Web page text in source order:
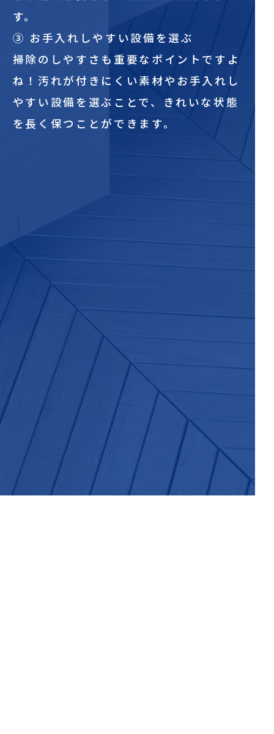
す。
③ お手入れしやすい設備を選ぶ
掃除のしやすさも重要なポイントですよ
ね！汚れが付きにくい素材やお手入れし
やすい設備を選ぶことで、きれいな状態
を長く保つことができます。